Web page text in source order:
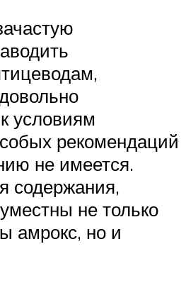
условиям
рекомендаций
не имеется.
содержания,
не только
амрокс, но и